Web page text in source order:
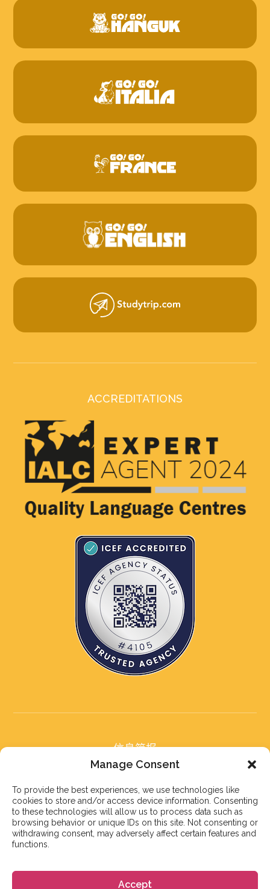
Manage Consent
To provide the best experiences, we use technologies like
cookies to store and/or access device information. Consenting
to these technologies will allow us to process data such as
browsing behavior or unique IDs on this site. Not consenting or
withdrawing consent, may adversely affect certain features and
functions.
Accept
ACCREDITATIONS
信息简报
订阅我们的信息简报
订阅